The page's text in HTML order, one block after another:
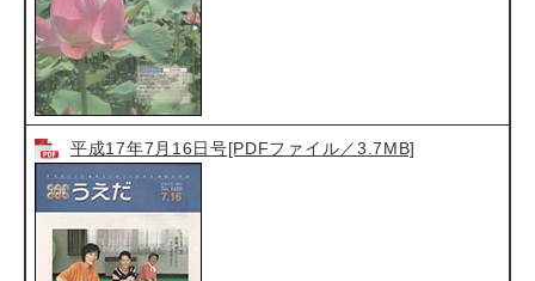
平成17年7月16日号[PDFファイル／3.7MB]